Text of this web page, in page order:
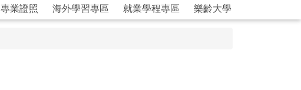
專業證照 海外學習專區 就業學程專區 樂齡大學